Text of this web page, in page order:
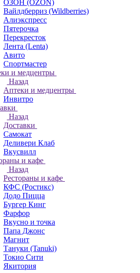
ОЗОН (OZON)
Вайлдберриз (Wildberries)
Алиэкспресс
Пятерочка
Перекресток
Лента (Lenta)
Авито
Спортмастер
и медцентры
Назад
Аптеки и медцентры
Инвитро
Назад
Доставки
Самокат
Деливери Клаб
Вкусвилл
и кафе
Назад
Рестораны и кафе
КФС (Ростикс)
Додо Пицца
Бургер Кинг
Фарфор
Вкусно и точка
Папа Джонс
Магнит
Тануки (Tanuki)
Токио Сити
Якитория